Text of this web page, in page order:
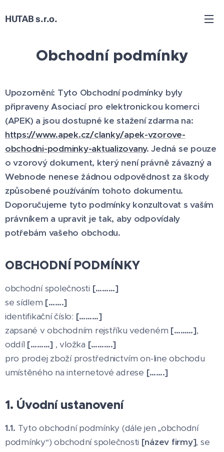
HUTAB s.r.o.
Obchodní podmínky
Upozornění: Tyto Obchodní podmínky byly
připraveny Asociací pro elektronickou komerci
(APEK) a jsou dostupné ke stažení zdarma na:
https://www.apek.cz/clanky/apek-vzorove-
obchodni-podminky-aktualizovany. Jedná se pouze
o vzorový dokument, který není právně závazný a
Webnode nenese žádnou odpovědnost za škody
způsobené používáním tohoto dokumentu.
Doporučujeme tyto podmínky konzultovat s vaším
právníkem a upravit je tak, aby odpovídaly
potřebám vašeho obchodu.
OBCHODNÍ PODMÍNKY
obchodní společnosti [………]
se sídlem […….]
identifikační číslo: [………]
zapsané v obchodním rejstříku vedeném [………],
oddíl [………] , vložka [……….]
pro prodej zboží prostřednictvím on-line obchodu
umístěného na internetové adrese […….]
1. Úvodní ustanovení
1.1. Tyto obchodní podmínky (dále jen „obchodní
podmínky“) obchodní společnosti [název firmy], se